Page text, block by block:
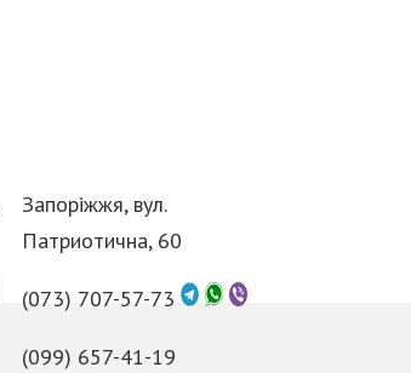
Запоріжжя, вул.
Патриотична, 60
(073) 707-57-73
(099) 657-41-19